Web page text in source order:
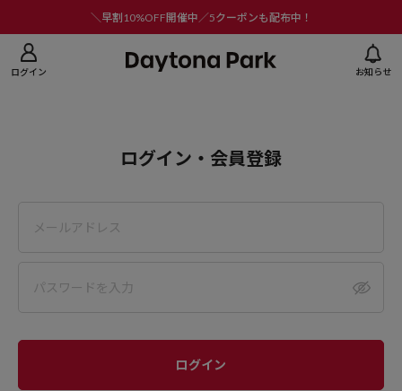
＼早割10%OFF開催中／5クーポンも配布中！
ログイン お知らせ
ログイン・会員登録